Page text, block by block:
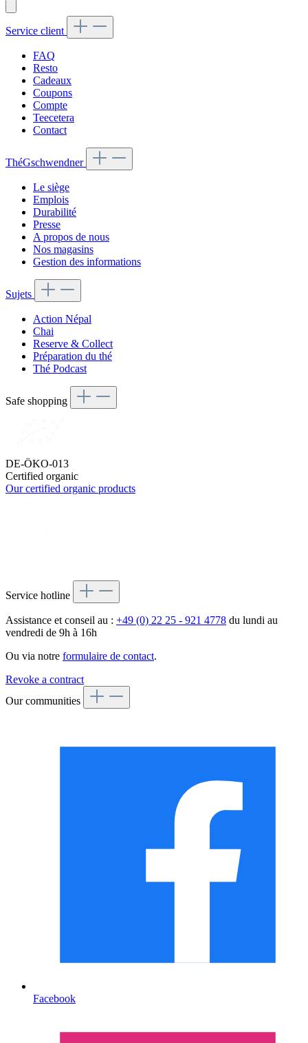
Service client
FAQ
Resto
Cadeaux
Coupons
Compte
Teecetera
Contact
ThéGschwendner
Le siège
Emplois
Durabilité
Presse
A propos de nous
Nos magasins
Gestion des informations
Sujets
Action Népal
Chai
Reserve & Collect
Préparation du thé
Thé Podcast
Safe shopping
DE-ÖKO-013
Certified organic
Our certified organic products
Service hotline
Assistance et conseil au : +49 (0) 22 25 - 921 4778 du lundi au
vendredi de 9h à 16h
Ou via notre formulaire de contact.
Revoke a contract
Our communities
Facebook